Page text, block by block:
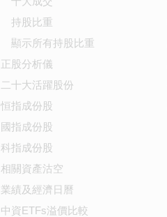
持股比重
顯示所有持股比重
正股分析儀
二十大活躍股份
恒指成份股
國指成份股
科指成份股
相關資產沽空
業績及經濟日曆
中資ETFs溢價比較